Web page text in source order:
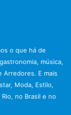
7630
o que há de
música,
E mais
Moda, Estilo,
no Brasil e no